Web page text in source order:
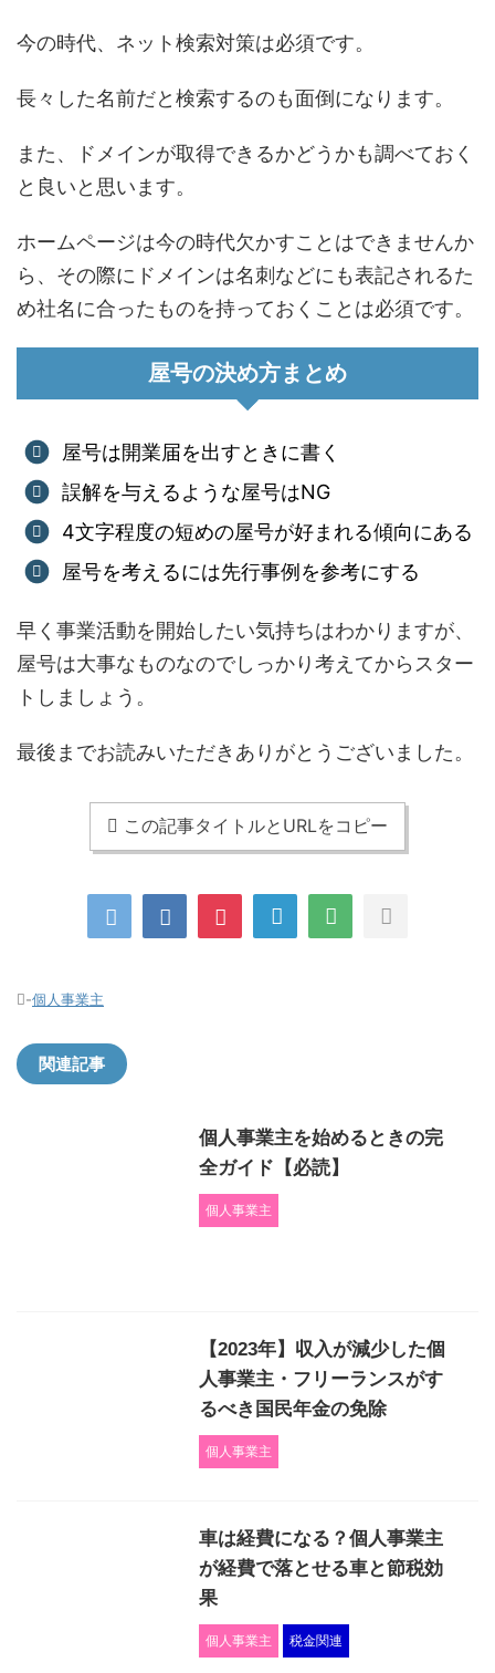
今の時代、ネット検索対策は必須です。
長々した名前だと検索するのも面倒になります。
また、ドメインが取得できるかどうかも調べておく
と良いと思います。
ホームページは今の時代欠かすことはできませんか
ら、その際にドメインは名刺などにも表記されるた
め社名に合ったものを持っておくことは必須です。
屋号の決め方まとめ
屋号は開業届を出すときに書く
誤解を与えるような屋号はNG
4文字程度の短めの屋号が好まれる傾向にある
屋号を考えるには先行事例を参考にする
早く事業活動を開始したい気持ちはわかりますが、
屋号は大事なものなのでしっかり考えてからスター
トしましょう。
最後までお読みいただきありがとうございました。
この記事タイトルとURLをコピー
-個人事業主
関連記事
個人事業主を始めるときの完
全ガイド【必読】
個人事業主
【2023年】収入が減少した個
人事業主・フリーランスがす
るべき国民年金の免除
個人事業主
車は経費になる？個人事業主
が経費で落とせる車と節税効
果
個人事業主 税金関連